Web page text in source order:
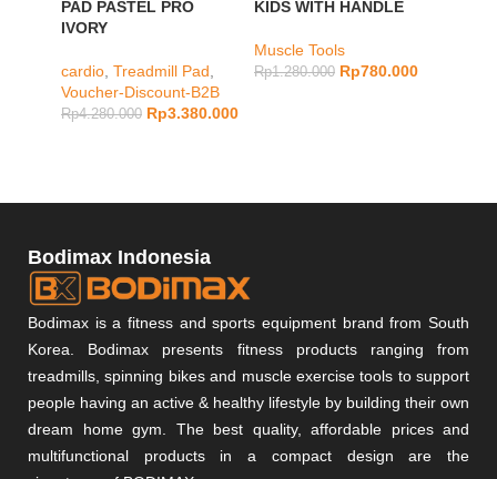
PAD PASTEL PRO
IVORY
cardio Treadmill Pad
Voucher-Discount-B2B
Rp4.280.000 Rp3.380.000
KIDS WITH HANDLE
Muscle Tools
Rp1.280.000 Rp780.000
Bodimax Indonesia
Bodimax is a fitness and sports equipment brand from South
Korea. Bodimax presents fitness products ranging from
treadmills, spinning bikes and muscle exercise tools to support
people having an active & healthy lifestyle by building their own
dream home gym. The best quality, affordable prices and
multifunctional products in a compact design are the